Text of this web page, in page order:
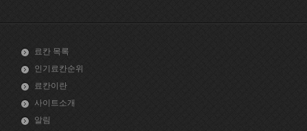
료칸 목록
인기료칸순위
료칸이란
사이트소개
알림